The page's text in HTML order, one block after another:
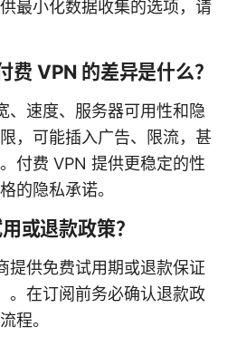
最小化数据收集的选项，请
费 VPN 的差异是什么？
、速度、服务器可用性和隐
，可能插入广告、限流，甚
付费 VPN 提供更稳定的性
的隐私承诺。
或退款政策？
提供免费试用期或退款保证
。在订阅前务必确认退款政
程。